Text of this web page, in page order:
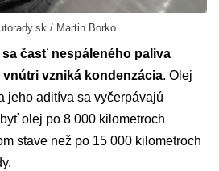
/ Martin Borko
časť nespáleného paliva
vzniká kondenzácia. Olej
jeho aditíva sa vyčerpávajú
olej po 8 000 kilometroch
stave než po 15 000 kilometroch